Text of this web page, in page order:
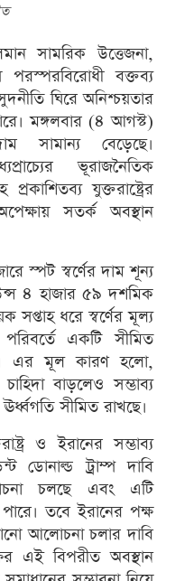
সামরিক উত্তেজনা,
পরস্পরবিরোধী বক্তব্য
ঘিরে অনিশ্চয়তার
মঙ্গলবার (৪ আগস্ট)
সামান্য বেড়েছে।
ভূরাজনৈতিক
যুক্তরাষ্ট্রের
সতর্ক অবস্থান
স্পট স্বর্ণের দাম শূন্য
৪ হাজার ৫৯ দশমিক
সপ্তাহ ধরে স্বর্ণের মূল্য
একটি সীমিত
এর মূল কারণ হলো,
বাড়লেও সম্ভাব্য
সীমিত রাখছে।
ও ইরানের সম্ভাব্য
ডোনাল্ড ট্রাম্প দাবি
চলছে এবং এটি
তবে ইরানের পক্ষ
আলোচনা চলার দাবি
এই বিপরীত অবস্থান